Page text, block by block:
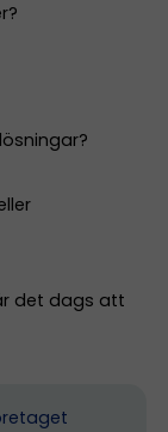
det dags att